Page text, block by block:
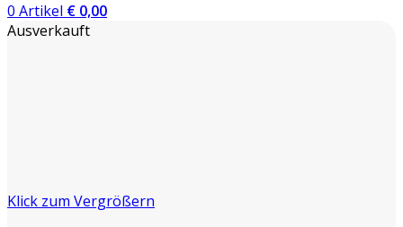
0 Artikel € 0,00
Ausverkauft
Klick zum Vergrößern